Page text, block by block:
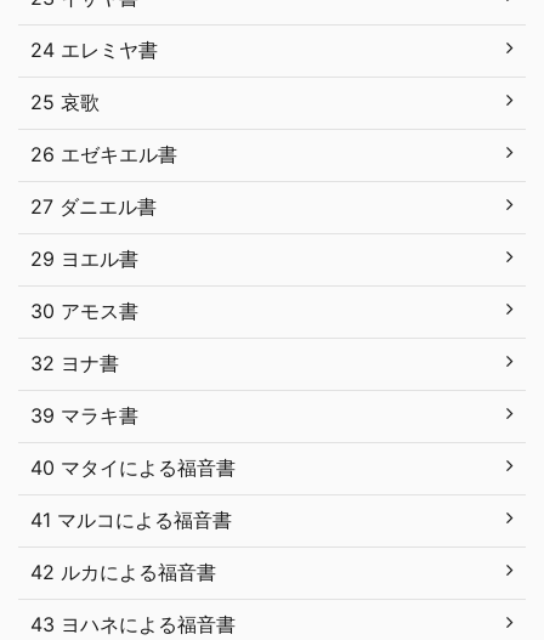
24 エレミヤ書
25 哀歌
26 エゼキエル書
27 ダニエル書
29 ヨエル書
30 アモス書
32 ヨナ書
39 マラキ書
40 マタイによる福音書
41 マルコによる福音書
42 ルカによる福音書
43 ヨハネによる福音書